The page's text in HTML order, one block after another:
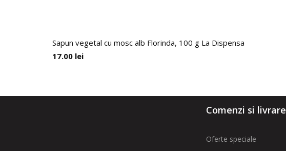
Sapun vegetal cu mosc alb Florinda, 100 g La Dispensa
17.00 lei
Comenzi si livrare
Oferte speciale